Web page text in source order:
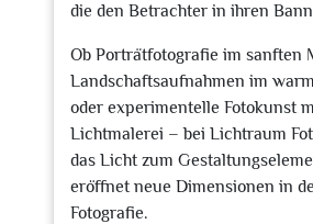
die den Betrachter in ihren
Ob Porträtfotografie im sanften
Landschaftsaufnahmen im
oder experimentelle Fotokunst
Lichtmalerei – bei Lichtraum
das Licht zum
eröffnet neue Dimensionen in
Fotografie.